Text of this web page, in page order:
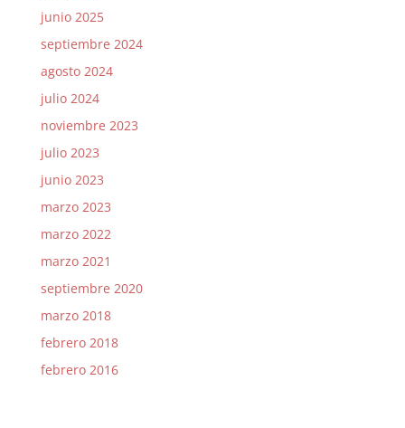
junio 2025
septiembre 2024
agosto 2024
julio 2024
noviembre 2023
julio 2023
junio 2023
marzo 2023
marzo 2022
marzo 2021
septiembre 2020
marzo 2018
febrero 2018
febrero 2016